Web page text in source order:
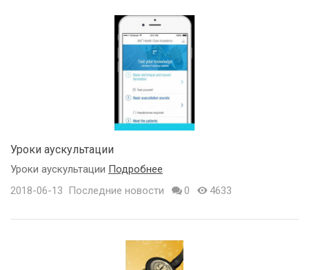
Уроки аускультации
Уроки аускультации Подробнее
2018-06-13
Последние новости 0 4633